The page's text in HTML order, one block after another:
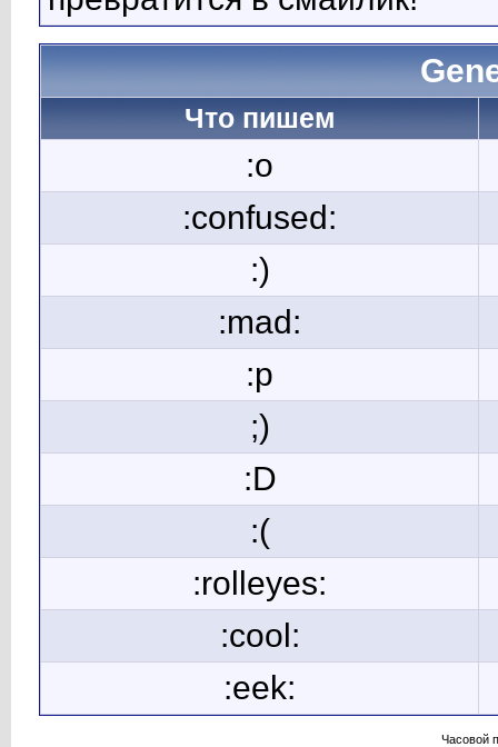
Что пишем
:o
:confused:
:)
:mad:
:p
;)
:D
:(
:rolleyes:
:cool:
:eek:
Часовой